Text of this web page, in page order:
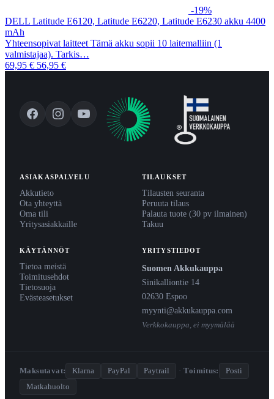
-19%
DELL Latitude E6120, Latitude E6220, Latitude E6230 akku 4400
mAh
Yhteensopivat laitteet Tämä akku sopii 10 laitemalliin (1
valmistajaa). Tarkis…
69,95 € 56,95 €
ASIAKASPALVELU
Akkutieto
Ota yhteyttä
Oma tili
Yritysasiakkaille
TILAUKSET
Tilausten seuranta
Peruuta tilaus
Palauta tuote (30 pv ilmainen)
Takuu
KÄYTÄNNÖT
Tietoa meistä
Toimitusehdot
Tietosuoja
Evästeasetukset
YRITYSTIEDOT
Suomen Akkukauppa
Sinikalliontie 14
02630 Espoo
myynti@akkukauppa.com
Verkkokauppa, ei myymälää
Maksutavat: Klarna PayPal Paytrail · Toimitus:
Posti
Matkahuolto